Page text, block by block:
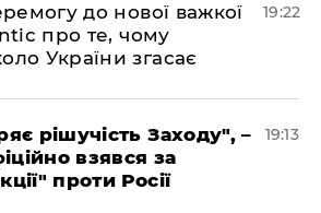
до нової важкої
про те, чому
України згасає
19:22
рішучість Заходу", –
взявся за
проти Росії
19:13